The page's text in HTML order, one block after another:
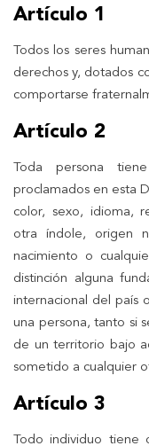
Artículo 1
Todos los seres
derechos y, dotados
comportarse
Artículo 2
Toda persona
proclamados en esta
color, sexo, idioma,
otra índole, origen
nacimiento o
distinción alguna
internacional del país
una persona, tanto si
de un territorio bajo
sometido a cualquier
Artículo 3
Todo individuo